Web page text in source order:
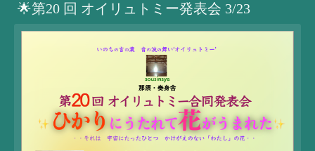
🌟第20 回 オイリュトミー発表会 3/23